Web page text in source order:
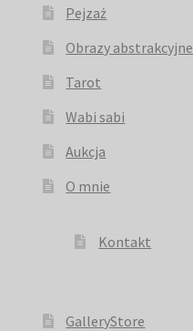
Pejzaż
Obrazy abstrakcyjne
Tarot
Wabi sabi
Aukcja
O mnie
Kontakt
GalleryStore